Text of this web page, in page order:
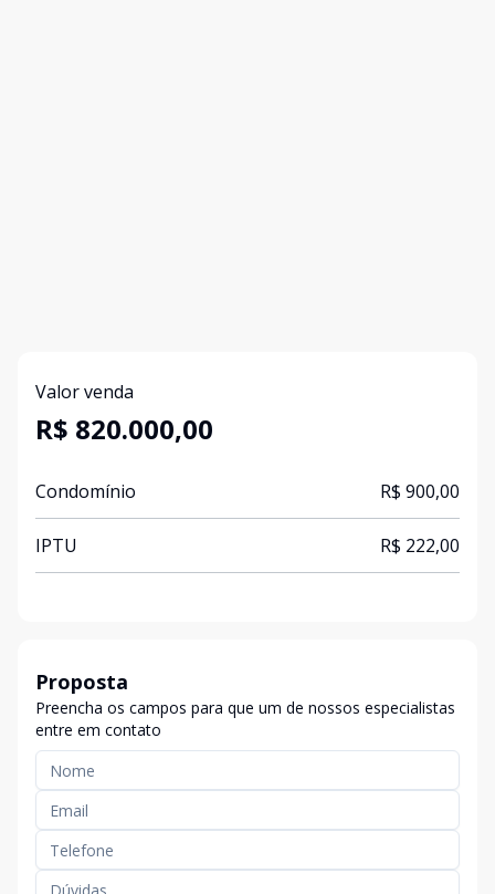
Valor venda
R$ 820.000,00
Condomínio R$ 900,00
IPTU R$ 222,00
Proposta
Preencha os campos para que um de nossos especialistas
entre em contato